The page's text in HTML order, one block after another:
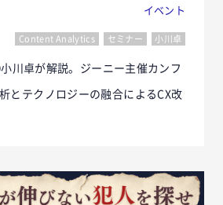
イベント
Content Analytics セミナー 小川卓
小川卓が解説。ジーニー主催カンフ
とテクノロジーの融合によるCX改